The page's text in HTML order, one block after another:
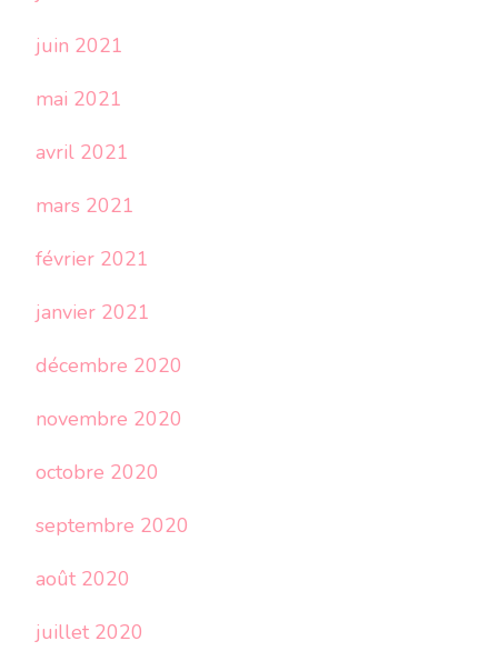
juin 2021
mai 2021
avril 2021
mars 2021
février 2021
janvier 2021
décembre 2020
novembre 2020
octobre 2020
septembre 2020
août 2020
juillet 2020